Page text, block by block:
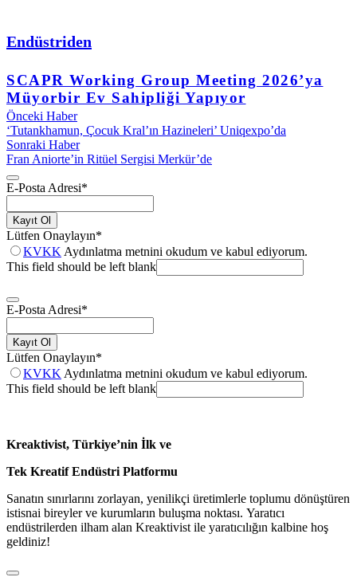
Endüstriden
SCAPR Working Group Meeting 2026’ya
Müyorbir Ev Sahipliği Yapıyor
Önceki Haber
‘Tutankhamun, Çocuk Kral’ın Hazineleri’ Uniqexpo’da
Sonraki Haber
Fran Aniorte’in Ritüel Sergisi Merkür’de
E-Posta Adresi*
Kayıt Ol
Lütfen Onaylayın*
KVKK Aydınlatma metnini okudum ve kabul ediyorum.
This field should be left blank
E-Posta Adresi*
Kayıt Ol
Lütfen Onaylayın*
KVKK Aydınlatma metnini okudum ve kabul ediyorum.
This field should be left blank
Kreaktivist, Türkiye’nin İlk ve
Tek Kreatif Endüstri Platformu
Sanatın sınırlarını zorlayan, yenilikçi üretimlerle toplumu dönüştüren
istisnai bireyler ve kurumların buluşma noktası. Yaratıcı
endüstrilerden ilham alan Kreaktivist ile yaratıcılığın kalbine hoş
geldiniz!